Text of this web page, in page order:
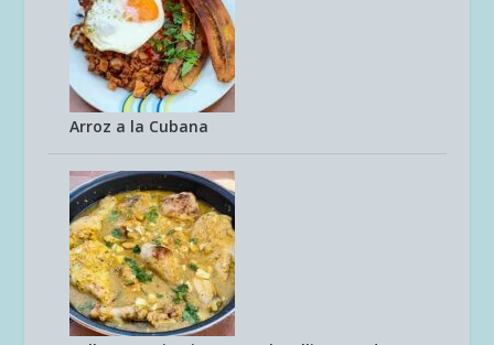
Arroz a la Cubana